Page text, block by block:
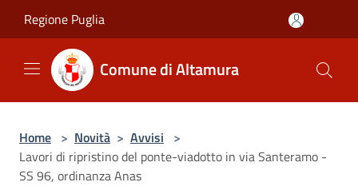
Regione Puglia
Comune di Altamura
Home > Novità > Avvisi >
Lavori di ripristino del ponte-viadotto in via Santeramo -
SS 96, ordinanza Anas